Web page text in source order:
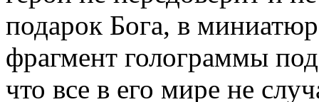
подарок Бога, в
фрагмент голограммы
что все в его мире не